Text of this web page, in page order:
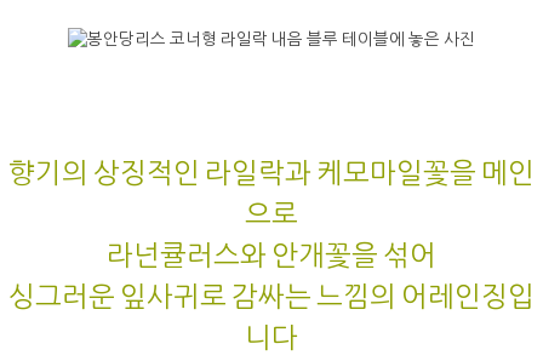
향기의 상징적인 라일락과 케모마일꽃을 메인
으로
라넌큘러스와 안개꽃을 섞어
싱그러운 잎사귀로 감싸는 느낌의 어레인징입
니다